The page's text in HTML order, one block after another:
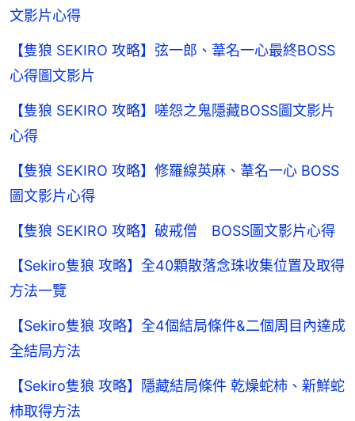
文影片心得
【隻狼 SEKIRO 攻略】弦一郎、葦名一心最終BOSS
心得圖文影片
【隻狼 SEKIRO 攻略】嗟怨之鬼隱藏BOSS圖文影片
心得
【隻狼 SEKIRO 攻略】修羅線英麻、葦名一心 BOSS
圖文影片心得
【隻狼 SEKIRO 攻略】破戒僧 BOSS圖文影片心得
【Sekiro隻狼 攻略】全40顆散落念珠收集位置及取得
方法一覽
【Sekiro隻狼 攻略】全4個結局條件&二個周目內達成
全結局方法
【Sekiro隻狼 攻略】隱藏結局條件 乾燥蛇柿、新鮮蛇
柿取得方法